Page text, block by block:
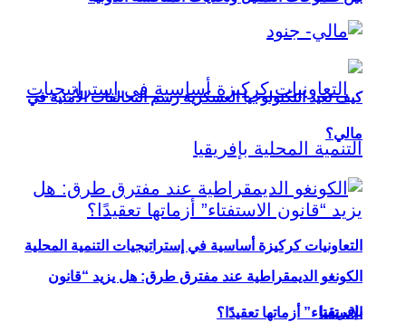
التعاونيات كركيزة أساسية في إستراتيجيات التنمية المحلية
بإفريقيا
كيف تعيد التكنولوجيا العسكرية رسم التحالفات الأمنية في
مالي؟
الكونغو الديمقراطية عند مفترق طرق: هل يزيد “قانون
الاستفتاء” أزماتها تعقيدًا؟